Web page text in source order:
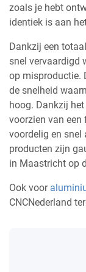
zoals je hebt
identiek is aan
Dankzij een
snel vervaardigd
op misproductie.
de snelheid
hoog. Dankzij
voorzien van
voordelig en snel
producten zijn
in Maastricht op
Ook voor
CNCNederland